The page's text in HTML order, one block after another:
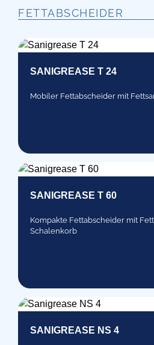
FETTABSCHEIDER
SANIGREASE T 24
Mobiler Fettabscheider mit
SANIGREASE T 60
Kompakte Fettabscheider mit
Schalenkorb
SANIGREASE NS 4